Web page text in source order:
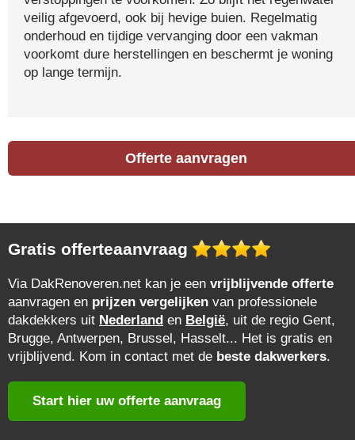
veilig afgevoerd, ook bij hevige buien. Regelmatig
onderhoud en tijdige vervanging door een vakman
voorkomt dure herstellingen en beschermt je woning
op lange termijn.
Offerte aanvragen
Gratis offerteaanvraag
Via DakRenoveren.net kan je een vrijblijvende offerte
aanvragen en prijzen vergelijken van professionele
dakdekkers uit Nederland en België, uit de regio Gent,
Brugge, Antwerpen, Brussel, Hasselt... Het is gratis en
vrijblijvend. Kom in contact met de beste dakwerkers.
Start hier uw offerte aanvraag